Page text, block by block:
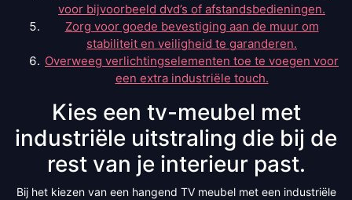
voor bijvoorbeeld dvd’s of afstandsbedieningen.
Zorg voor goede bevestiging aan de muur om
stabiliteit en veiligheid te garanderen.
Overweeg verlichtingselementen toe te voegen voor
een extra industriële touch.
Kies een tv-meubel met
industriële uitstraling die bij de
rest van je interieur past.
Bij het kiezen van een hangend TV meubel met een industriële